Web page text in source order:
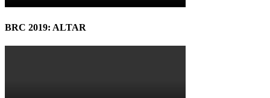
BRC 2019: ALTAR